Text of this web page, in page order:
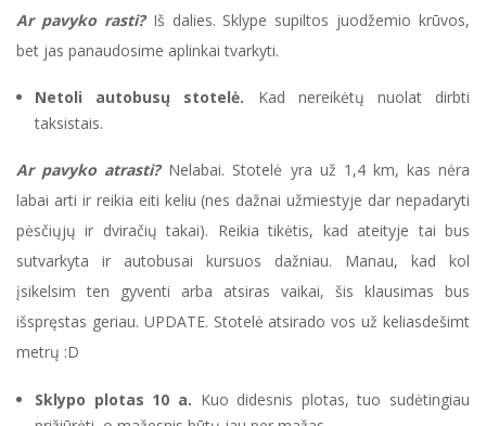
Ar pavyko rasti?Iš dalies. Sklype supiltos juodžemio krūvos,
bet jas panaudosime aplinkai tvarkyti.
Netoli autobusų stotelė. Kad nereikėtų nuolat dirbti
taksistais.
Ar pavyko atrasti?Nelabai. Stotelė yra už 1,4 km, kas nėra
labai arti ir reikia eiti keliu (nes dažnai užmiestyje dar nepadaryti
pėsčiųjų ir dviračių takai). Reikia tikėtis, kad ateityje tai bus
sutvarkyta ir autobusai kursuos dažniau. Manau, kad kol
įsikelsim ten gyventi arba atsiras vaikai, šis klausimas bus
išspręstas geriau. UPDATE. Stotelė atsirado vos už keliasdešimt
metrų :D
Sklypo plotas 10 a. Kuo didesnis plotas, tuo sudėtingiau